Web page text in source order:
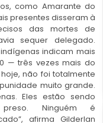
como Amarante do
presentes disseram à
das mortes de
sequer delegado.
indicam mais
— três vezes mais do
não foi totalmente
muito grande.
Eles estão sendo
Ninguém é
afirma Gilderlan